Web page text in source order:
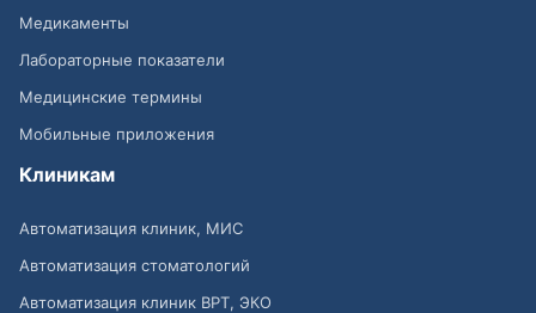
Медикаменты
Лабораторные показатели
Медицинские термины
Мобильные приложения
Клиникам
Автоматизация клиник, МИС
Автоматизация стоматологий
Автоматизация клиник ВРТ, ЭКО